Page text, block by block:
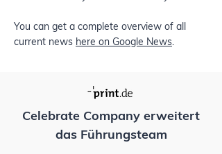
You can get a complete overview of all
current news here on Google News.
Celebrate Company erweitert
das Führungsteam